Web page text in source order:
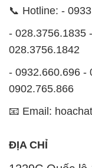
📞 Hotline: -
- 028.3756.1835
028.3756.1842
- 0932.660.696 -
0902.765.866
📧 Email:
ĐỊA CHỈ